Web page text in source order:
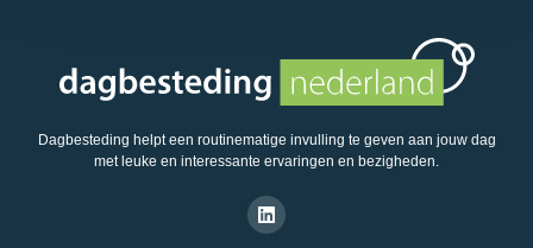
Dagbesteding helpt een routinematige invulling te geven aan jouw dag
met leuke en interessante ervaringen en bezigheden.